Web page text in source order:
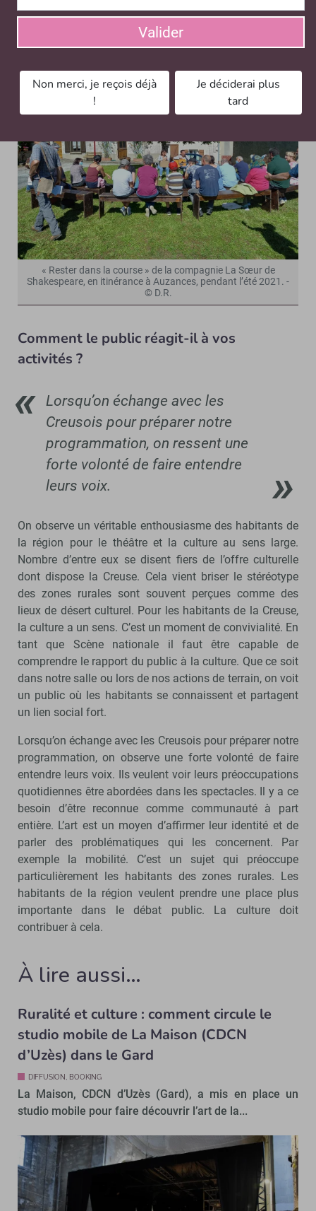
permettre aux artistes émergents ou ceux en recherche
de travailler leurs projets.
« Rester dans la course » de la compagnie La Sœur de
Shakespeare, en itinérance à Auzances, pendant l’été 2021. -
© D.R.
Comment le public réagit-il à vos
activités ?
Lorsqu’on échange avec les
Creusois pour préparer notre
programmation, on ressent une
forte volonté de faire entendre
leurs voix.
On observe un véritable enthousiasme des habitants de
la région pour le théâtre et la culture au sens large.
Nombre d’entre eux se disent fiers de l’offre culturelle
dont dispose la Creuse. Cela vient briser le stéréotype
des zones rurales sont souvent perçues comme des
lieux de désert culturel. Pour les habitants de la Creuse,
la culture a un sens. C’est un moment de convivialité. En
tant que Scène nationale il faut être capable de
comprendre le rapport du public à la culture. Que ce soit
dans notre salle ou lors de nos actions de terrain, on voit
un public où les habitants se connaissent et partagent
un lien social fort.
Lorsqu’on échange avec les Creusois pour préparer notre
programmation, on observe une forte volonté de faire
entendre leurs voix. Ils veulent voir leurs préoccupations
quotidiennes être abordées dans les spectacles. Il y a ce
besoin d’être reconnue comme communauté à part
entière. L’art est un moyen d’affirmer leur identité et de
parler des problématiques qui les concernent. Par
exemple la mobilité. C’est un sujet qui préoccupe
particulièrement les habitants des zones rurales. Les
habitants de la région veulent prendre une place plus
importante dans le débat public. La culture doit
contribuer à cela.
À lire aussi…
Ruralité et culture : comment circule le
studio mobile de La Maison (CDCN
d’Uzès) dans le Gard
DIFFUSION, BOOKING
La Maison, CDCN d’Uzès (Gard), a mis en place un
studio mobile pour faire découvrir l’art de la...
Valider
Non merci, je reçois déjà
!
Je déciderai plus
tard